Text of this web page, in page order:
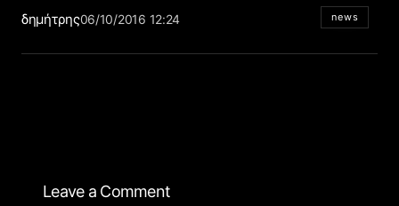
δημήτρης06/10/2016 12:24 news
Leave a Comment